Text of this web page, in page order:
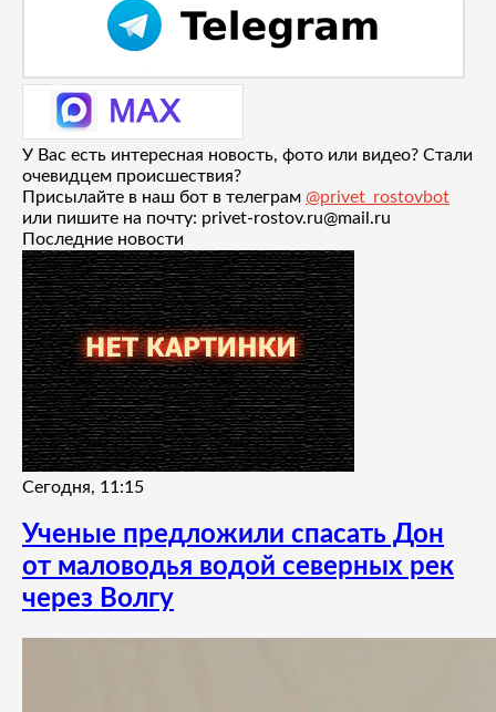
У Вас есть интересная новость, фото или видео? Стали
очевидцем происшествия?
Присылайте в наш бот в телеграм @privet_rostovbot
или пишите на почту: privet-rostov.ru@mail.ru
Последние новости
Сегодня, 11:15
Ученые предложили спасать Дон
от маловодья водой северных рек
через Волгу